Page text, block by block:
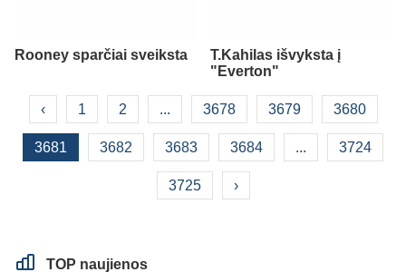
Rooney sparčiai sveiksta
T.Kahilas išvyksta į
"Everton"
‹ 1 2 ... 3678 3679 3680
3681 3682 3683 3684 ... 3724
3725 ›
TOP naujienos